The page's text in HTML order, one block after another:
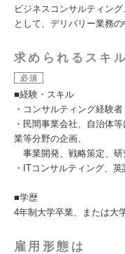
ビジネスコンサルティン
として、デリバリー業務
求められるスキ
必須
■経験・スキル
・コンサルティング経験
・民間事業会社、自治体
業等分野の企画、
事業開発、戦略策定、研
・ITコンサルティング、
■学歴
4年制大学卒業、または大
雇用形態は